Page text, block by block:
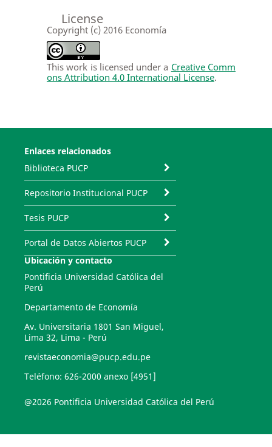
License
Copyright (c) 2016 Economía
This work is licensed under a Creative Comm
ons Attribution 4.0 International License.
Enlaces relacionados
Biblioteca PUCP
Repositorio Institucional PUCP
Tesis PUCP
Portal de Datos Abiertos PUCP
Ubicación y contacto
Pontificia Universidad Católica del
Perú
Departamento de Economía
Av. Universitaria 1801 San Miguel,
Lima 32, Lima - Perú
revistaeconomia@pucp.edu.pe
Teléfono: 626-2000 anexo [4951]
@2026 Pontificia Universidad Católica del Perú